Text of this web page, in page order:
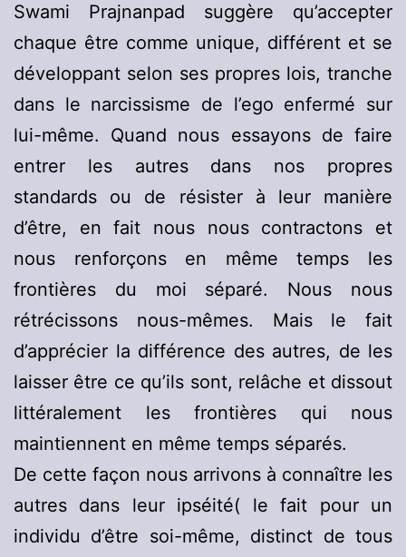
Swami Prajnanpad suggère qu’accepter
chaque être comme unique, différent et se
développant selon ses propres lois, tranche
dans le narcissisme de l’ego enfermé sur
lui-même. Quand nous essayons de faire
entrer les autres dans nos propres
standards ou de résister à leur manière
d’être, en fait nous nous contractons et
nous renforçons en même temps les
frontières du moi séparé. Nous nous
rétrécissons nous-mêmes. Mais le fait
d’apprécier la différence des autres, de les
laisser être ce qu’ils sont, relâche et dissout
littéralement les frontières qui nous
maintiennent en même temps séparés.
De cette façon nous arrivons à connaître les
autres dans leur ipséité( le fait pour un
individu d’être soi-même, distinct de tous